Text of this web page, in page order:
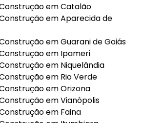
em Catalão
em Aparecida de
em Guarani de Goiás
em Ipameri
em Niquelândia
em Rio Verde
em Orizona
em Vianópolis
em Faina